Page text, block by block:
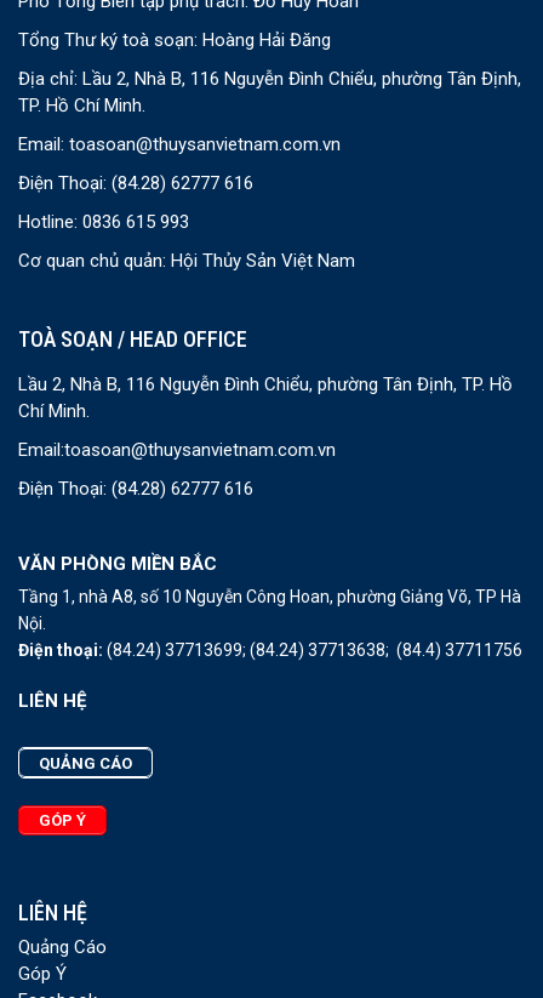
Tổng Thư ký toà soạn: Hoàng Hải Đăng
Địa chỉ: Lầu 2, Nhà B, 116 Nguyễn Đình Chiểu, phường Tân Định,
TP. Hồ Chí Minh.
Email: toasoan@thuysanvietnam.com.vn
Điện Thoại: (84.28) 62777 616
Hotline: 0836 615 993
Cơ quan chủ quản: Hội Thủy Sản Việt Nam
TOÀ SOẠN / HEAD OFFICE
Lầu 2, Nhà B, 116 Nguyễn Đình Chiểu, phường Tân Định, TP. Hồ
Chí Minh.
Email:toasoan@thuysanvietnam.com.vn
Điện Thoại: (84.28) 62777 616
VĂN PHÒNG MIỀN BẮC
Tầng 1, nhà A8, số 10 Nguyễn Công Hoan, phường Giảng Võ, TP Hà
Nội.
Điện thoại: (84.24) 37713699; (84.24) 37713638; (84.4) 37711756
LIÊN HỆ
QUẢNG CÁO
GÓP Ý
LIÊN HỆ
Quảng Cáo
Góp Ý